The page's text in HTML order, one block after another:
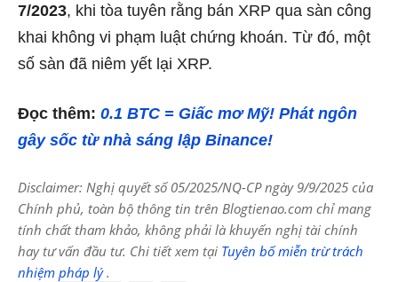
7/2023, khi tòa tuyên rằng bán XRP qua sàn công
khai không vi phạm luật chứng khoán. Từ đó, một
số sàn đã niêm yết lại XRP.
Đọc thêm: 0.1 BTC = Giấc mơ Mỹ! Phát ngôn
gây sốc từ nhà sáng lập Binance!
Disclaimer: Nghị quyết số 05/2025/NQ-CP ngày 9/9/2025 của
Chính phủ, toàn bộ thông tin trên Blogtienao.com chỉ mang
tính chất tham khảo, không phải là khuyến nghị tài chính
hay tư vấn đầu tư. Chi tiết xem tại Tuyên bố miễn trừ trách
nhiệm pháp lý.